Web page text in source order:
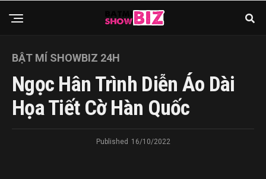
BẬT MÍ SHOWBIZ 24H
Ngọc Hân Trình Diễn Áo Dài
Họa Tiết Cờ Hàn Quốc
Published 16/10/2022